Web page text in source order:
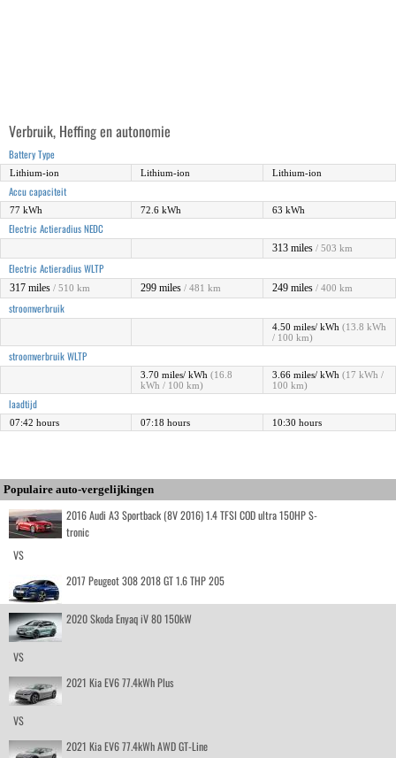
Verbruik, Heffing en autonomie
Battery Type
Lithium-ion Lithium-ion Lithium-ion
Accu capaciteit
77 kWh 72.6 kWh 63 kWh
Electric Actieradius NEDC
313 miles / 503 km
Electric Actieradius WLTP
317 miles / 510 km 299 miles / 481 km 249 miles / 400 km
stroomverbruik
4.50 miles/ kWh (13.8 kWh
/ 100 km)
stroomverbruik WLTP
3.70 miles/ kWh (16.8
kWh / 100 km)
3.66 miles/ kWh (17 kWh /
100 km)
laadtijd
07:42 hours 07:18 hours 10:30 hours
Populaire auto-vergelijkingen
2016 Audi A3 Sportback (8V 2016) 1.4 TFSI COD ultra 150HP S-
tronic
VS
2017 Peugeot 308 2018 GT 1.6 THP 205
2020 Skoda Enyaq iV 80 150kW
VS
2021 Kia EV6 77.4kWh Plus
VS
2021 Kia EV6 77.4kWh AWD GT-Line